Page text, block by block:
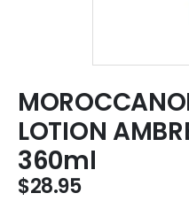
LOTION
360ml
$28.95